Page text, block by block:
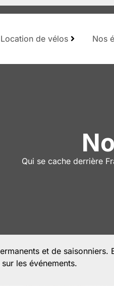
Location de vélos Nos
Qui se cache derrière
et de
les événements.